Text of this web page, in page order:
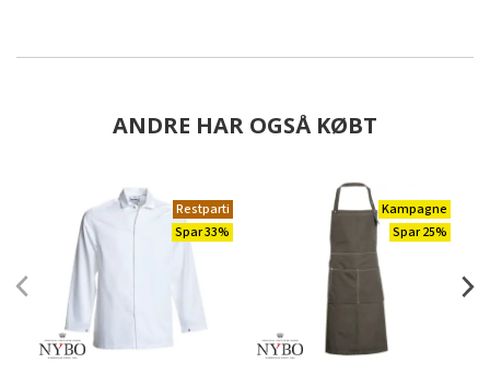
ANDRE HAR OGSÅ KØBT
Restparti
Spar 33%
Kampagne
Spar 25%